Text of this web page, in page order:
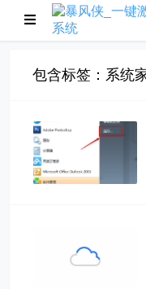
包含标签：系统